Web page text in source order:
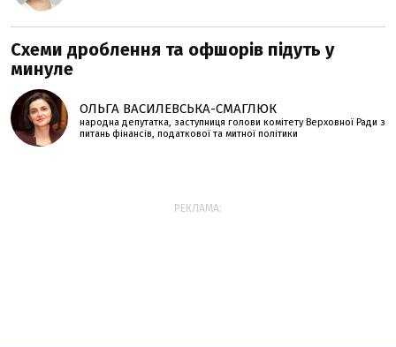
Схеми дроблення та офшорів підуть у
минуле
ОЛЬГА ВАСИЛЕВСЬКА-СМАГЛЮК
народна депутатка, заступниця голови комітету Верховної Ради з
питань фінансів, податкової та митної політики
РЕКЛАМА: